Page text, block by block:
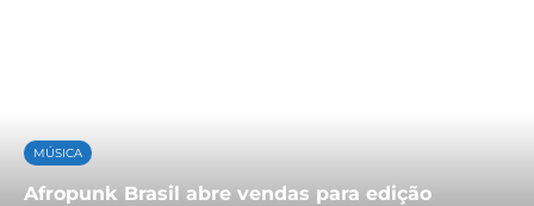
MÚSICA
Afropunk Brasil abre vendas para edição